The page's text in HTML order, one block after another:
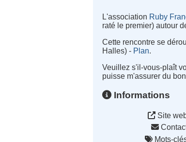
L'association Ruby
raté le premier) autour
Cette rencontre se
Halles) - Plan.
Veuillez s'il-vous-plaît
puisse m'assurer du
Informations
Site
Mots-